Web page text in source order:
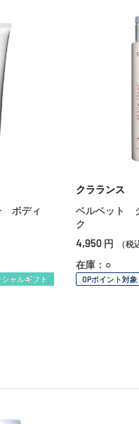
ボディ
シャルギフト
クラランス
ベルベット
ク
4,950 円 （税
在庫：○
OPポイント対象